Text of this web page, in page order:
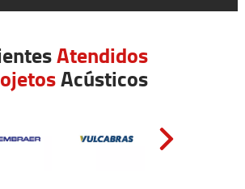
Atendidos
Acústicos